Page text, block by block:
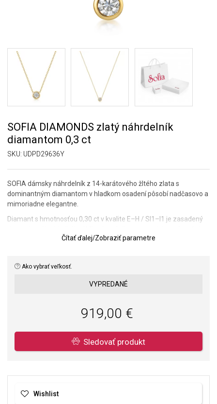
SOFIA DIAMONDS zlatý náhrdelník
diamantom 0,3 ct
SKU: UDPD29636Y
SOFIA dámsky náhrdelník z 14-karátového žltého zlata s
dominantným diamantom v hladkom osadení pôsobí nadčasovo a
mimoriadne elegantne.
Diamant s hmotnosťou 0,30 ct v kvalite E–H / SI1–I1 je zasadený
zároveň ho dokonale chráni. Jemná retiazka zo žltého zlata
nosenie.
Uvedené rozpätie farby a čistoty diamantu (napr. E–H, SI1–I1)
originálny IGI certifikát s presne uvedenou farbou, čistotou a
Dĺžka náhrdelníka: 45 cm s možnosťou zapnutia aj na 38 cm, 40
cm a 42 cm.
úprava a osadenie akostných kameňov a perál spĺňa náročné
Čítať ďalej/Zobraziť parametre
Ako vybrať veľkosť.
VYPREDANÉ
919,00 €
Sledovať produkt
Wishlist